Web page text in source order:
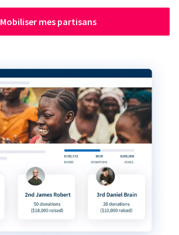
Mobiliser mes partisans